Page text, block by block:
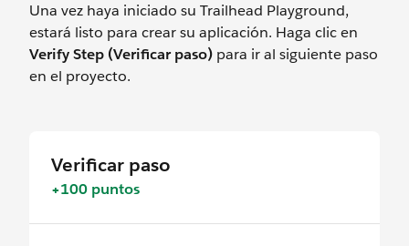
Una vez haya iniciado su Trailhead Playground,
estará listo para crear su aplicación. Haga clic en
Verify Step (Verificar paso) para ir al siguiente paso
en el proyecto.
Verificar paso
+100 puntos